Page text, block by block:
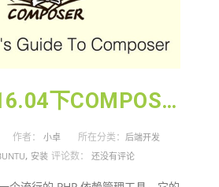
UBUNTU16.04下COMPOSER的安装和使用
作者： 小卓 所在分类： 后端开发
, 安装 评论数： 还没有评论